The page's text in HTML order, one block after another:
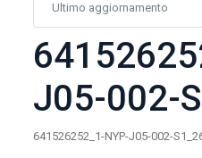
Ultimo aggiornamento
J05-002-
641526252_1-NYP-J05-002-